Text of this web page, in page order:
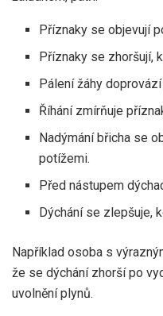
Příznaky se objevují
Příznaky se zhoršují,
Pálení žáhy
Říhání zmírňuje
Nadýmání břicha se
potížemi.
Před nástupem
Dýchání se zlepšuje,
Například osoba s
že se dýchání zhorší po
uvolnění plynů.